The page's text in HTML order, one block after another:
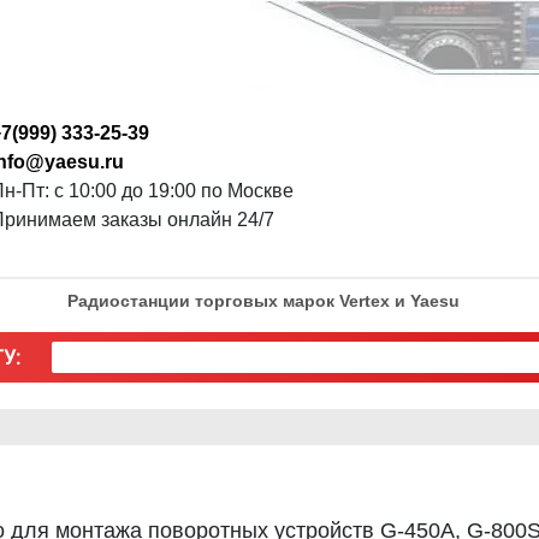
333-25-39
Пт: с 10:00 до 19:00 по Москве
заказы онлайн 24/7
Радиостанции торговых марок Vertex и Yaesu
монтажа поворотных устройств G-450A, G-